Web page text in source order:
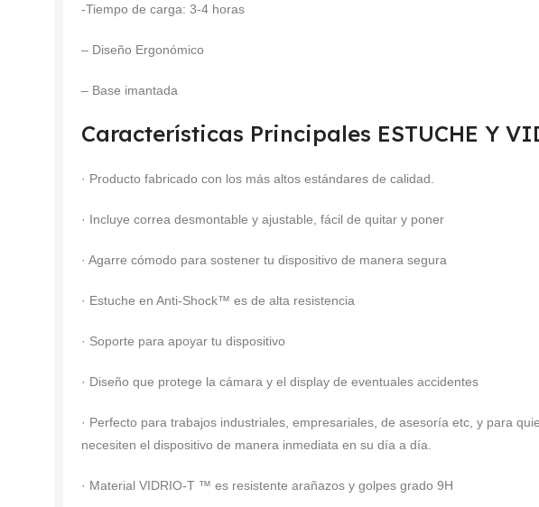
-Tiempo de carga: 3-4 horas
– Diseño Ergonómico
– Base imantada
Características Principales ESTUCHE Y
· Producto fabricado con los más altos estándares de calidad.
· Incluye correa desmontable y ajustable, fácil de quitar y poner
· Agarre cómodo para sostener tu dispositivo de manera segura
· Estuche en Anti-Shock™ es de alta resistencia
· Soporte para apoyar tu dispositivo
· Diseño que protege la cámara y el display de eventuales accidentes
· Perfecto para trabajos industriales, empresariales, de asesoría etc, y para
necesiten el dispositivo de manera inmediata en su día a día.
· Material VIDRIO-T ™ es resistente arañazos y golpes grado 9H